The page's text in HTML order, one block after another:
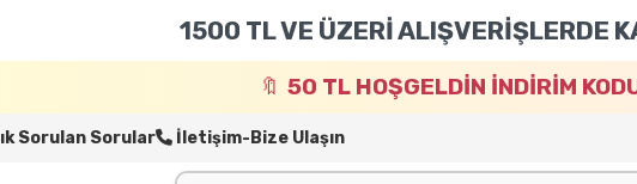
1500 TL VE ÜZERİ ALIŞVERİŞLERDE
50 TL HOŞGELDİN İNDİRİM
Sorulan Sorular İletişim-Bize Ulaşın